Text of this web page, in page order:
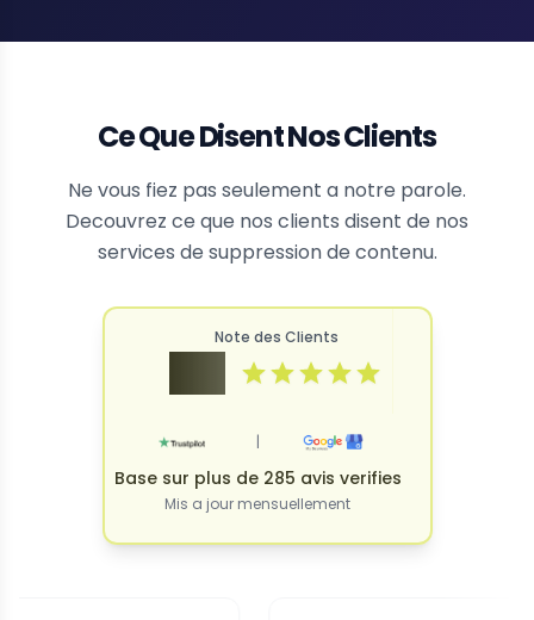
Ce Que Disent Nos Clients
Ne vous fiez pas seulement a notre parole.
Decouvrez ce que nos clients disent de nos
services de suppression de contenu.
Note des Clients
|
Base sur plus de 285 avis verifies
Mis a jour mensuellement